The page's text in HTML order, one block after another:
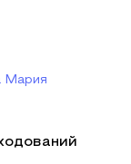
Мария